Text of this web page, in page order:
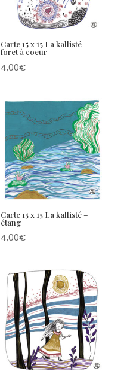
Carte 15 x 15 La kallisté –
foret à coeur
4,00€
Carte 15 x 15 La kallisté –
étang
4,00€